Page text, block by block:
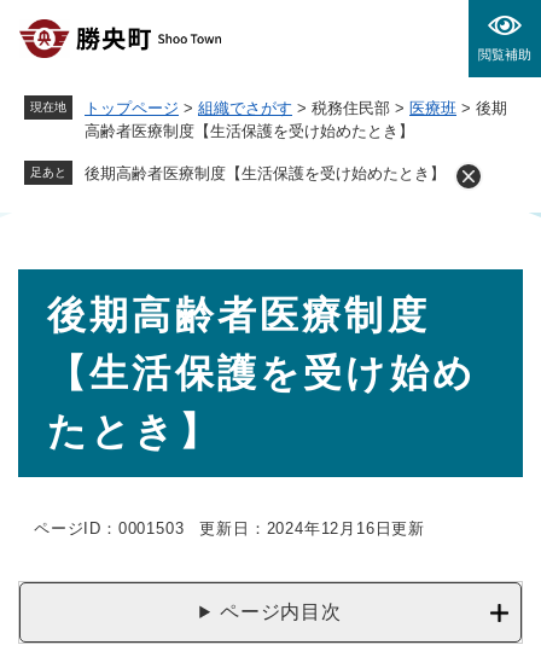
閲覧補助
現在地 トップページ > 組織でさがす > 税務住民部 > 医療班 > 後期
高齢者医療制度【生活保護を受け始めたとき】
足あと 後期高齢者医療制度【生活保護を受け始めたとき】
後期高齢者医療制度
【生活保護を受け始め
たとき】
ページID：0001503 更新日：2024年12月16日更新
ページ内目次